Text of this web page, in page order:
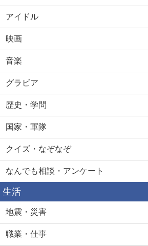
アイドル
映画
音楽
グラビア
歴史・学問
国家・軍隊
クイズ・なぞなぞ
なんでも相談・アンケート
生活
地震・災害
職業・仕事